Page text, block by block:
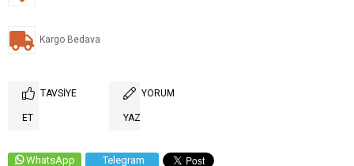
Kargo Bedava
TAVSIYE
ET
YORUM
YAZ
WhatsApp Telegram